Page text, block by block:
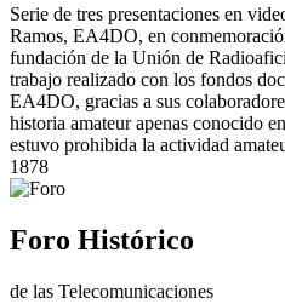
Serie de tres presentaciones en
Ramos, EA4DO, en
fundación de la Unión de
trabajo realizado con los fondos
EA4DO, gracias a sus
historia amateur apenas conocido
estuvo prohibida la actividad
1878
Foro Histórico
de las Telecomunicaciones